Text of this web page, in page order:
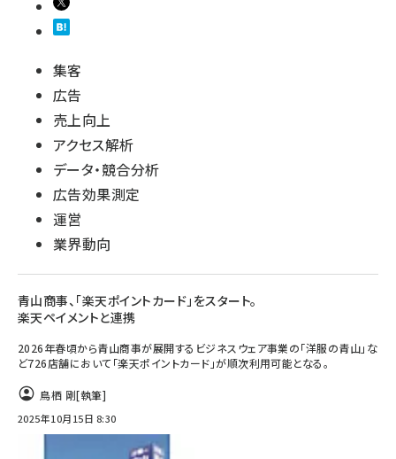
集客
広告
売上向上
アクセス解析
データ・競合分析
広告効果測定
運営
業界動向
青山商事、「楽天ポイントカード」をスタート。
楽天ペイメントと連携
2026年春頃から青山商事が展開するビジネスウェア事業の「洋服の青山」な
ど726店舗において「楽天ポイントカード」が順次利用可能となる。
鳥栖 剛[執筆]
2025年10月15日 8:30